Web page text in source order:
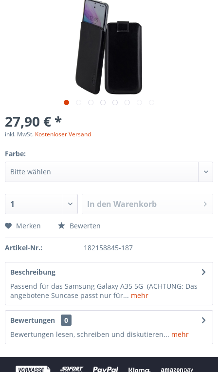
27,90 € *
inkl. MwSt. Kostenloser Versand
Farbe:
In den Warenkorb
Merken Bewerten
Artikel-Nr.: 182158845-187
Beschreibung
Passend für das Samsung Galaxy A35 5G (ACHTUNG: Das
angebotene Suncase passt nur für... mehr
Bewertungen
0
Bewertungen lesen, schreiben und diskutieren... mehr